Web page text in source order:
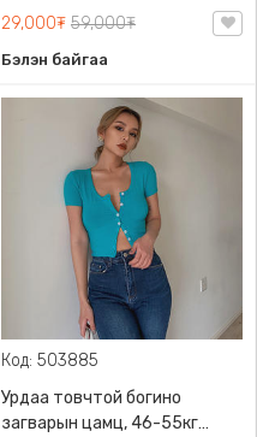
энгэртэй, Урт ханцуйтай,
29,000₮ 59,000₮
Бэлэн байгаа
Код: 503885
Урдаа товчтой богино
загварын цамц, 46-55кг